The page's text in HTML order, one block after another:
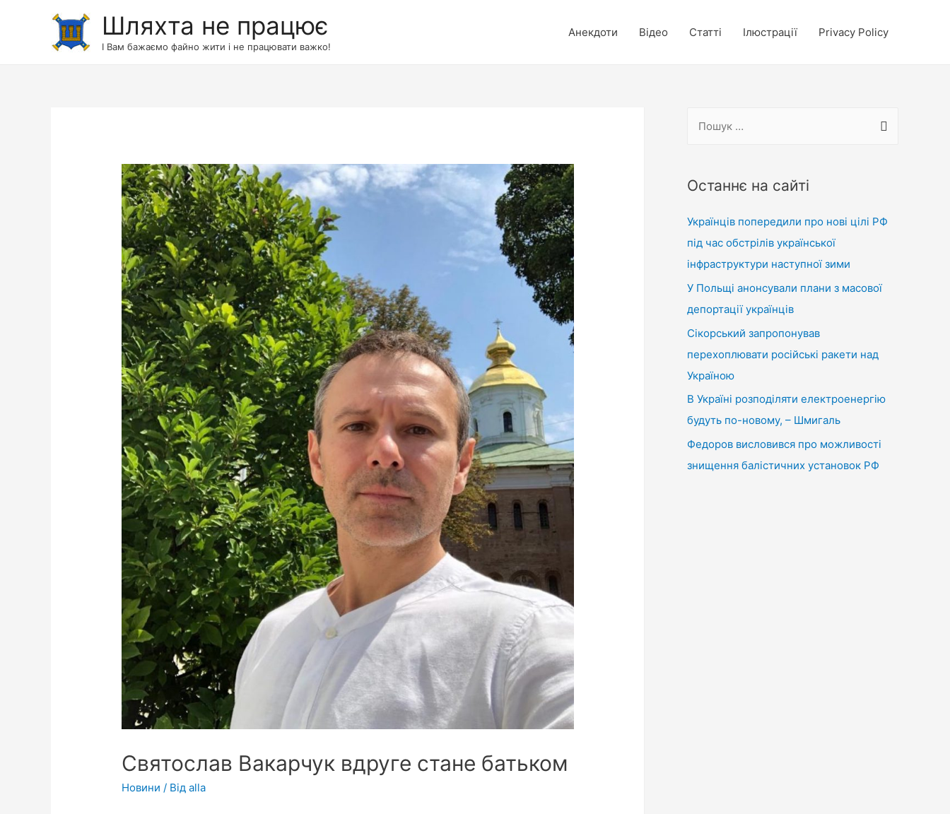
Шляхта не працює
І Вам бажаємо файно жити і не працювати важко!
Анекдоти Відео Статті Ілюстрації Privacy Policy
Святослав Вакарчук вдруге стане батьком
Новини / Відalla
у
:
Останнє на сайті
Українців попередили про нові цілі РФ
під час обстрілів української
інфраструктури наступної зими
У Польщі анонсували плани з масової
депортації українців
Сікорський запропонував
перехоплювати російські ракети над
Україною
В Україні розподіляти електроенергію
будуть по-новому, – Шмигаль
Федоров висловився про можливості
знищення балістичних установок РФ